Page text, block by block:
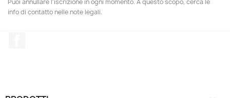
Puoi annullare l'iscrizione in ogni momento. A questo scopo, cerca le
info di contatto nelle note legali.